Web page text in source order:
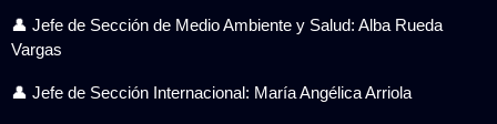
👤 Jefe de Sección de Medio Ambiente y Salud: Alba Rueda
Vargas
👤 Jefe de Sección Internacional: María Angélica Arriola